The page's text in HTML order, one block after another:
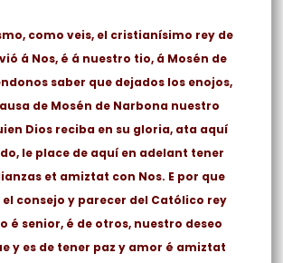
como veis, el cristianísimo rey de
á Nos, é á nuestro tio, á Mosén de
saber que dejados los enojos,
de Mosén de Narbona nuestro
Dios reciba en su gloria, ata aquí
le place de aquí en adelant tener
et amiztat con Nos. E por que
consejo y parecer del Católico rey
é senior, é de otros, nuestro deseo
y es de tener paz y amor é amiztat